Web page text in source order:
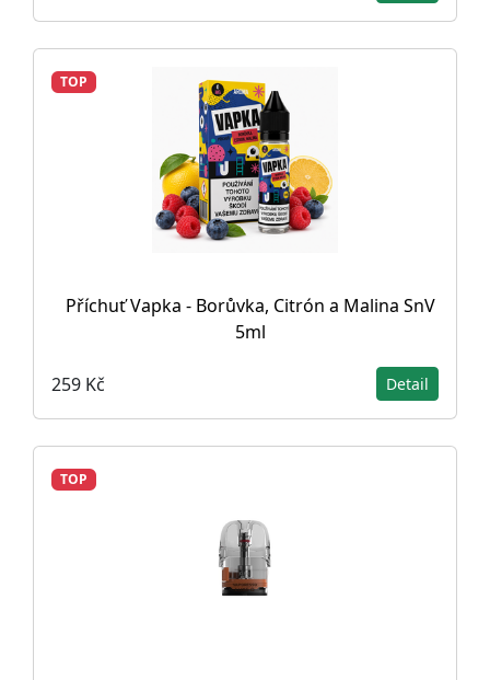
TOP
Příchuť Vapka - Borůvka, Citrón a Malina SnV
5ml
259 Kč Detail
TOP